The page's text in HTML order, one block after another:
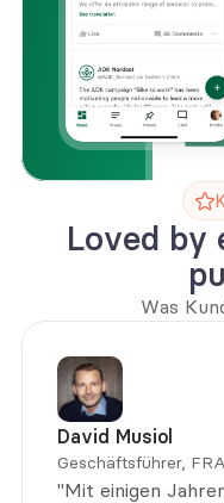
Loved by
Was
David Musiol
Geschäftsführer,
"Mit einigen